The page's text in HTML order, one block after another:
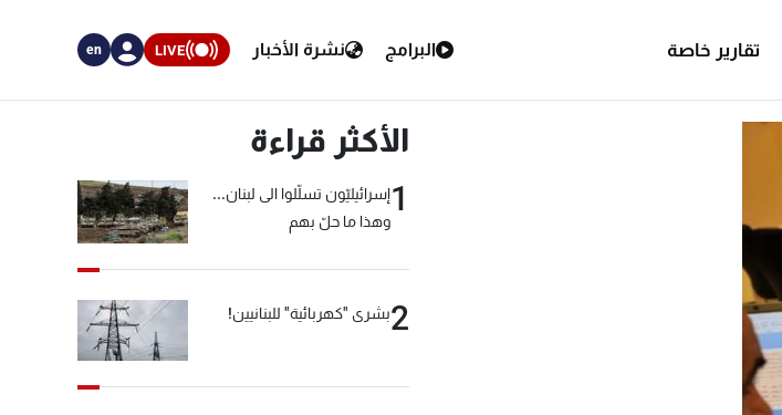
تقارير خاصة البرامج نشرة الأخبار LIVE
en
الأكثر قراءة
1إسرائيليّون تسلّلوا الى لبنان...
وهذا ما حلّ بهم
2بشرى "كهربائية" للبنانيين!